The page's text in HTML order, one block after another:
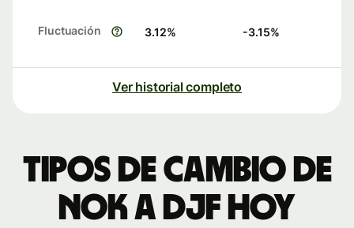
Fluctuación 3.12% -3.15%
Ver historial completo
Tipos de cambio de
NOK a DJF hoy